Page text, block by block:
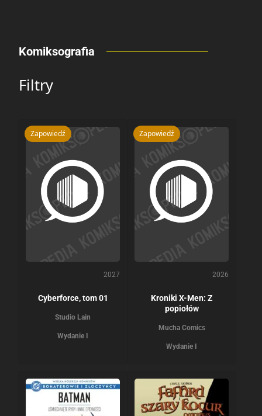
Komiksografia
Filtry
Zapowiedź
2027
Cyberforce, tom 01
Studio Lain
Wydanie I
Zapowiedź
2026
Kroniki X-Men: Z
popiołów
Mucha Comics
Wydanie I